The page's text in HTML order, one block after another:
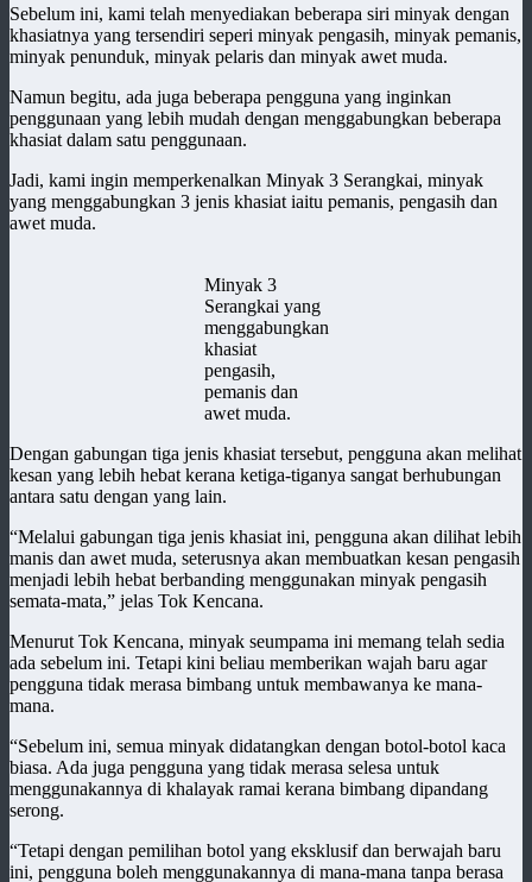
Sebelum ini, kami telah menyediakan beberapa siri minyak dengan
khasiatnya yang tersendiri seperi minyak pengasih, minyak pemanis,
minyak penunduk, minyak pelaris dan minyak awet muda.
Namun begitu, ada juga beberapa pengguna yang inginkan
penggunaan yang lebih mudah dengan menggabungkan beberapa
khasiat dalam satu penggunaan.
Jadi, kami ingin memperkenalkan Minyak 3 Serangkai, minyak
yang menggabungkan 3 jenis khasiat iaitu pemanis, pengasih dan
awet muda.
Minyak 3
Serangkai yang
menggabungkan
khasiat
pengasih,
pemanis dan
awet muda.
Dengan gabungan tiga jenis khasiat tersebut, pengguna akan melihat
kesan yang lebih hebat kerana ketiga-tiganya sangat berhubungan
antara satu dengan yang lain.
“Melalui gabungan tiga jenis khasiat ini, pengguna akan dilihat lebih
manis dan awet muda, seterusnya akan membuatkan kesan pengasih
menjadi lebih hebat berbanding menggunakan minyak pengasih
semata-mata,” jelas Tok Kencana.
Menurut Tok Kencana, minyak seumpama ini memang telah sedia
ada sebelum ini. Tetapi kini beliau memberikan wajah baru agar
pengguna tidak merasa bimbang untuk membawanya ke mana-
mana.
“Sebelum ini, semua minyak didatangkan dengan botol-botol kaca
biasa. Ada juga pengguna yang tidak merasa selesa untuk
menggunakannya di khalayak ramai kerana bimbang dipandang
serong.
“Tetapi dengan pemilihan botol yang eksklusif dan berwajah baru
ini, pengguna boleh menggunakannya di mana-mana tanpa berasa